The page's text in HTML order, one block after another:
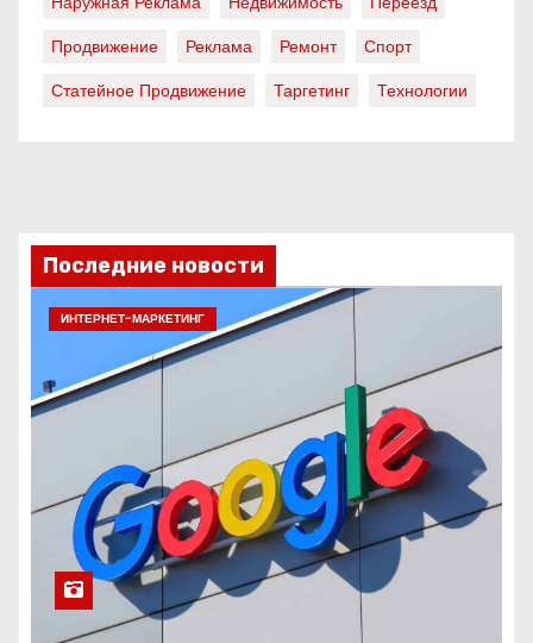
Продвижение
Реклама Ремонт
Спорт
Статейное Продвижение
Таргетинг Технологии
Последние новости
ИНТЕРНЕТ-МАРКЕТИНГ